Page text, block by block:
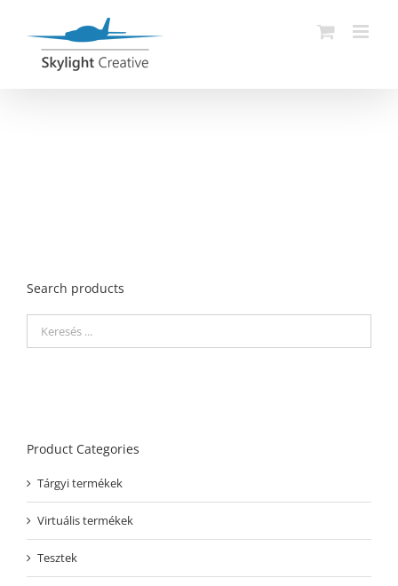
Search products
Product Categories
Tárgyi termékek
Virtuális termékek
Tesztek